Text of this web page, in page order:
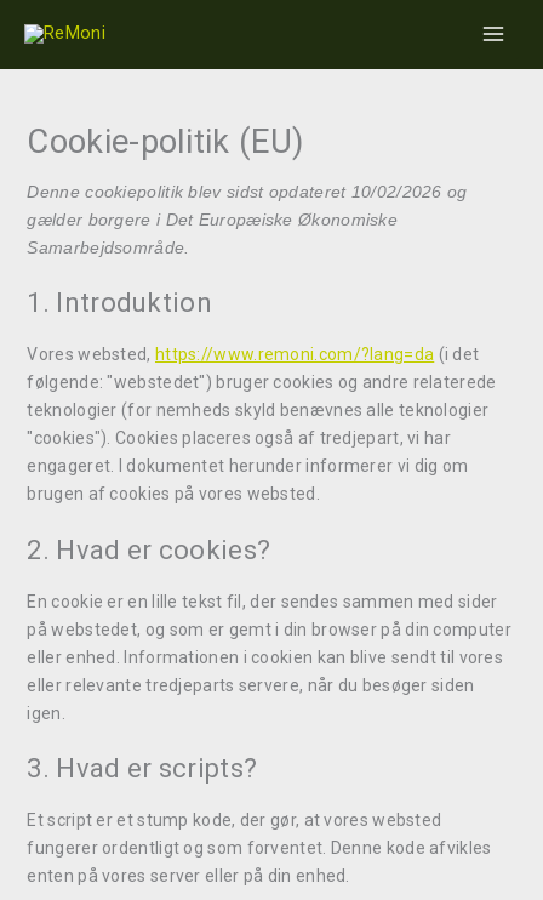
indholdet
Main
Cookie-politik (EU)
Denne cookiepolitik blev sidst opdateret 10/02/2026 og
gælder borgere i Det Europæiske Økonomiske
Samarbejdsområde.
1. Introduktion
Vores websted, https://www.remoni.com/?lang=da (i det
følgende: "webstedet") bruger cookies og andre relaterede
teknologier (for nemheds skyld benævnes alle teknologier
"cookies"). Cookies placeres også af tredjepart, vi har
engageret. I dokumentet herunder informerer vi dig om
brugen af ​​cookies på vores websted.
2. Hvad er cookies?
En cookie er en lille tekst fil, der sendes sammen med sider
på webstedet, og som er gemt i din browser på din computer
eller enhed. Informationen i cookien kan blive sendt til vores
eller relevante tredjeparts servere, når du besøger siden
igen.
3. Hvad er scripts?
Et script er et stump kode, der gør, at vores websted
fungerer ordentligt og som forventet. Denne kode afvikles
enten på vores server eller på din enhed.
service
service
service
service
service
service
service
service
service
service